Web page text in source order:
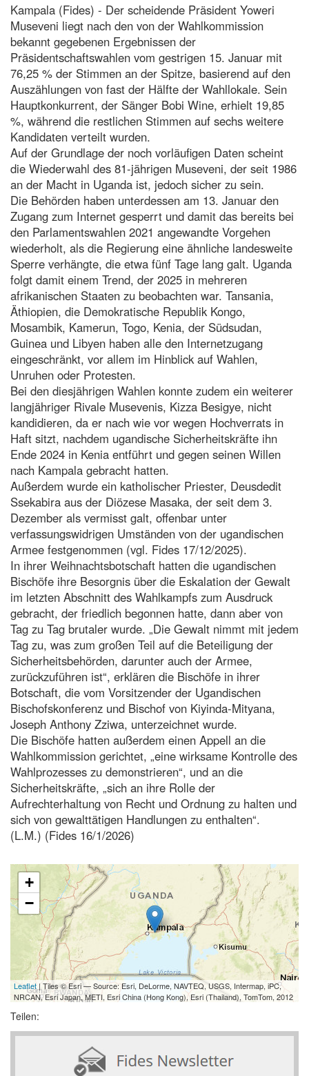
Kampala (Fides) - Der scheidende Präsident Yoweri
Museveni liegt nach den von der Wahlkommission
bekannt gegebenen Ergebnissen der
Präsidentschaftswahlen vom gestrigen 15. Januar mit
76,25 % der Stimmen an der Spitze, basierend auf den
Auszählungen von fast der Hälfte der Wahllokale. Sein
Hauptkonkurrent, der Sänger Bobi Wine, erhielt 19,85
%, während die restlichen Stimmen auf sechs weitere
Kandidaten verteilt wurden.
Auf der Grundlage der noch vorläufigen Daten scheint
die Wiederwahl des 81-jährigen Museveni, der seit 1986
an der Macht in Uganda ist, jedoch sicher zu sein.
Die Behörden haben unterdessen am 13. Januar den
Zugang zum Internet gesperrt und damit das bereits bei
den Parlamentswahlen 2021 angewandte Vorgehen
wiederholt, als die Regierung eine ähnliche landesweite
Sperre verhängte, die etwa fünf Tage lang galt. Uganda
folgt damit einem Trend, der 2025 in mehreren
afrikanischen Staaten zu beobachten war. Tansania,
Äthiopien, die Demokratische Republik Kongo,
Mosambik, Kamerun, Togo, Kenia, der Südsudan,
Guinea und Libyen haben alle den Internetzugang
eingeschränkt, vor allem im Hinblick auf Wahlen,
Unruhen oder Protesten.
Bei den diesjährigen Wahlen konnte zudem ein weiterer
langjähriger Rivale Musevenis, Kizza Besigye, nicht
kandidieren, da er nach wie vor wegen Hochverrats in
Haft sitzt, nachdem ugandische Sicherheitskräfte ihn
Ende 2024 in Kenia entführt und gegen seinen Willen
nach Kampala gebracht hatten.
Außerdem wurde ein katholischer Priester, Deusdedit
Ssekabira aus der Diözese Masaka, der seit dem 3.
Dezember als vermisst galt, offenbar unter
verfassungswidrigen Umständen von der ugandischen
Armee festgenommen (vgl. Fides 17/12/2025).
In ihrer Weihnachtsbotschaft hatten die ugandischen
Bischöfe ihre Besorgnis über die Eskalation der Gewalt
im letzten Abschnitt des Wahlkampfs zum Ausdruck
gebracht, der friedlich begonnen hatte, dann aber von
Tag zu Tag brutaler wurde. „Die Gewalt nimmt mit jedem
Tag zu, was zum großen Teil auf die Beteiligung der
Sicherheitsbehörden, darunter auch der Armee,
zurückzuführen ist“, erklären die Bischöfe in ihrer
Botschaft, die vom Vorsitzender der Ugandischen
Bischofskonferenz und Bischof von Kiyinda-Mityana,
Joseph Anthony Zziwa, unterzeichnet wurde.
Die Bischöfe hatten außerdem einen Appell an die
Wahlkommission gerichtet, „eine wirksame Kontrolle des
Wahlprozesses zu demonstrieren“, und an die
Sicherheitskräfte, „sich an ihre Rolle der
Aufrechterhaltung von Recht und Ordnung zu halten und
sich von gewalttätigen Handlungen zu enthalten“.
(L.M.) (Fides 16/1/2026)
+
−
Leaflet | Tiles © Esri — Source: Esri, DeLorme, NAVTEQ, USGS, Intermap, iPC,
NRCAN, Esri Japan, METI, Esri China (Hong Kong), Esri (Thailand), TomTom, 2012
Teilen: